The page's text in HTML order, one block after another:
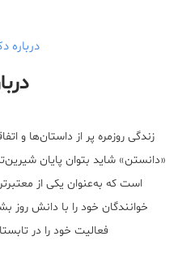
درباره
زندگی روزمره پر از داستان‌ها و
«دانستن» شاید بتوان پایان
است که به‌عنوان یکی از
خوانندگان خود را با دانش
فعالیت خود را در تابستان ۱۳۹۵ آغاز نموده